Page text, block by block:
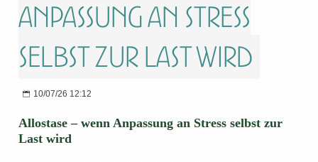
Anpassung an Stress
selbst zur Last wird
10/07/26 12:12
Allostase – wenn Anpassung an Stress selbst zur
Last wird